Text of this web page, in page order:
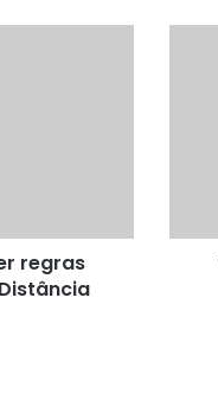
regras
sua